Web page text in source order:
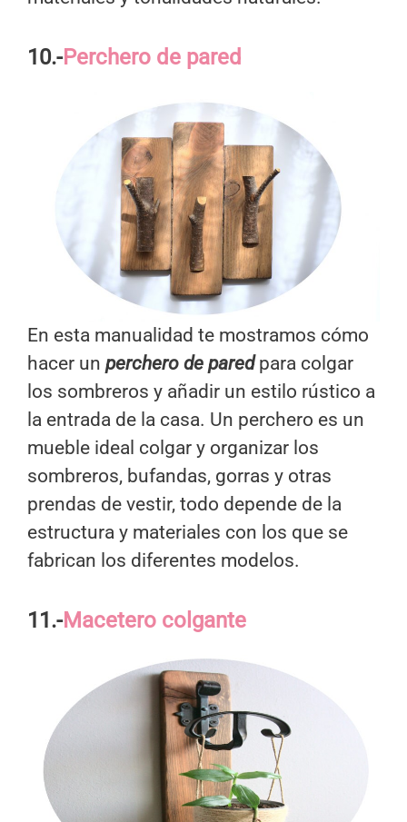
10.-Perchero de pared
En esta manualidad te mostramos cómo
hacer un perchero de paredpara colgar
los sombreros y añadir un estilo rústico a
la entrada de la casa. Un perchero es un
mueble ideal colgar y organizar los
sombreros, bufandas, gorras y otras
prendas de vestir, todo depende de la
estructura y materiales con los que se
fabrican los diferentes modelos.
11.-Macetero colgante